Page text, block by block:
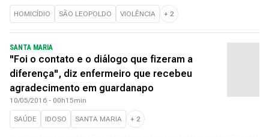
HOMICÍDIO SÃO LEOPOLDO VIOLÊNCIA + 2
SANTA MARIA
"Foi o contato e o diálogo que fizeram a
diferença", diz enfermeiro que recebeu
agradecimento em guardanapo
10/05/2016 - 00h15min
SAÚDE IDOSO SANTA MARIA + 2